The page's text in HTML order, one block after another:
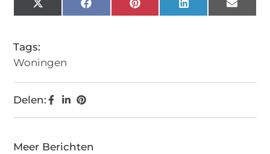
X
(Twitter)
FacebookPinterestLinkedIn Email
Tags:
Woningen
Delen:
Meer Berichten